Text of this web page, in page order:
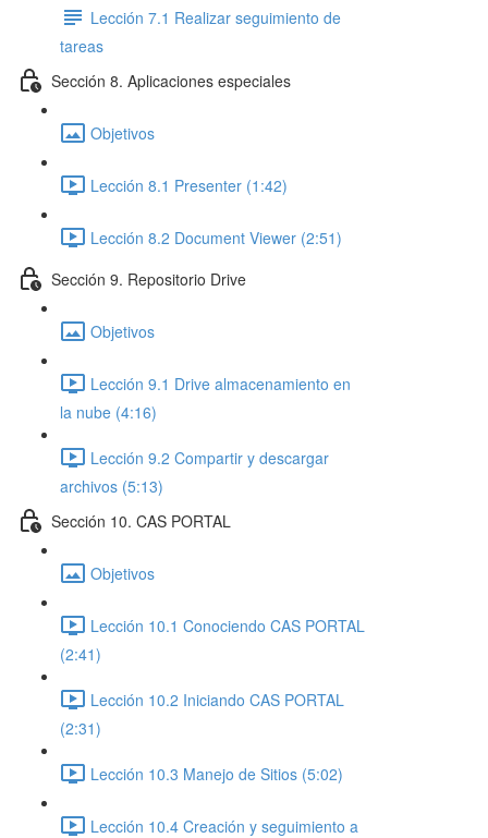
Lección 7.1 Realizar seguimiento de
tareas
Sección 8. Aplicaciones especiales
Objetivos
Lección 8.1 Presenter (1:42)
Lección 8.2 Document Viewer (2:51)
Sección 9. Repositorio Drive
Objetivos
Lección 9.1 Drive almacenamiento en
la nube (4:16)
Lección 9.2 Compartir y descargar
archivos (5:13)
Sección 10. CAS PORTAL
Objetivos
Lección 10.1 Conociendo CAS PORTAL
(2:41)
Lección 10.2 Iniciando CAS PORTAL
(2:31)
Lección 10.3 Manejo de Sitios (5:02)
Lección 10.4 Creación y seguimiento a